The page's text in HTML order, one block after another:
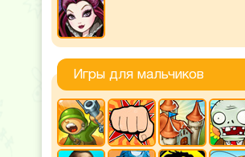
Игры для мальчиков